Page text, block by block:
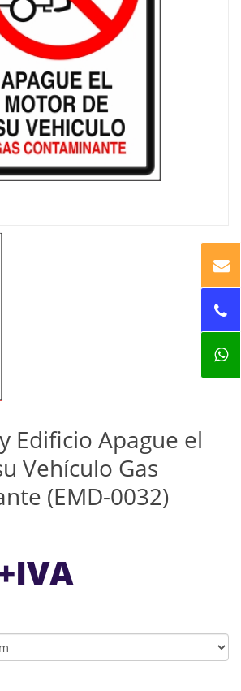
Edificio Apague el
Vehículo Gas
(EMD-0032)